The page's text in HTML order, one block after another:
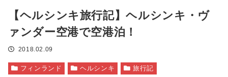
【ヘルシンキ旅行記】ヘルシンキ・ヴ
ァンダー空港で空港泊！
2018.02.09
フィンランド ヘルシンキ 旅行記